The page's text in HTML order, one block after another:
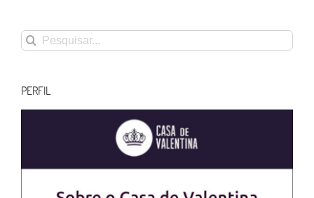
Buscar
resultados
PERFIL